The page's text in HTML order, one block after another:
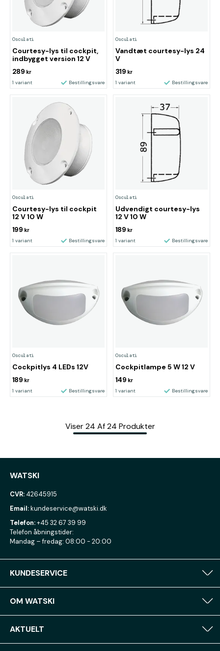
Osculati
Courtesy-lys til cockpit,
indbygget version 12 V
289 kr
1 variant Bestillingsvare
Osculati
Vandtæt courtesy-lys 24
V
319 kr
1 variant Bestillingsvare
Osculati
Courtesy-lys til cockpit
12 V 10 W
199 kr
1 variant Bestillingsvare
Osculati
Udvendigt courtesy-lys
12 V 10 W
189 kr
1 variant Bestillingsvare
Osculati
Cockpitlys 4 LEDs 12V
189 kr
1 variant Bestillingsvare
Osculati
Cockpitlampe 5 W 12 V
149 kr
1 variant Bestillingsvare
Viser 24 Af 24 Produkter
WATSKI
CVR: 42645915
Email:kundeservice@watski.dk
Telefon:+45 32 67 39 99
Telefon åbningstider:
Mandag – fredag: 08:00 - 20:00
KUNDESERVICE
OM WATSKI
AKTUELT